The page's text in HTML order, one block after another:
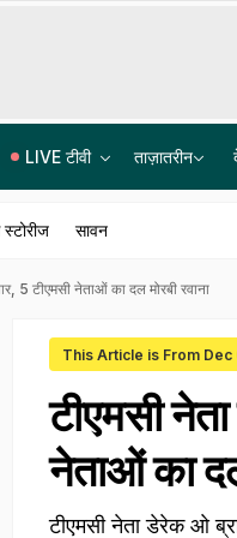
LIVE टीवी ताज़ातरीन
सावन
5 टीएमसी नेताओं का दल मोरबी रवाना
This Article is From
टीएमसी
नेताओं का
टीएमसी नेता डेरेक ओ